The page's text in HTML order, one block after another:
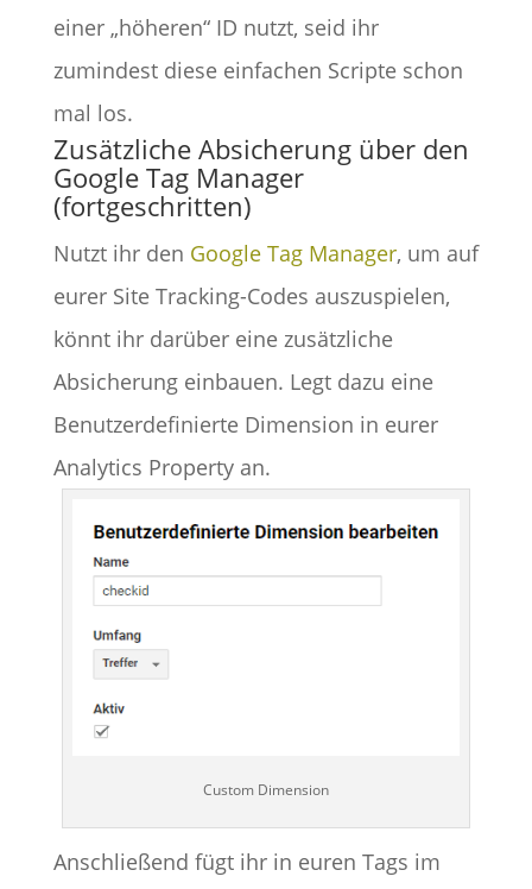
einer „höheren“ ID nutzt, seid ihr
zumindest diese einfachen Scripte schon
mal los.
Zusätzliche Absicherung über den
Google Tag Manager
(fortgeschritten)
Nutzt ihr den Google Tag Manager, um auf
eurer Site Tracking-Codes auszuspielen,
könnt ihr darüber eine zusätzliche
Absicherung einbauen. Legt dazu eine
Benutzerdefinierte Dimension in eurer
Analytics Property an.
Custom Dimension
Anschließend fügt ihr in euren Tags im